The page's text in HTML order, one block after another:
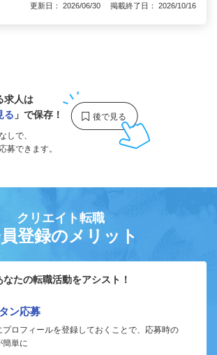
更新日： 2026/06/30 掲載終了日： 2026/10/16
求人は
る 」で保存！
しで、
募できます。
クリエイト転職
登録のメリット
たの転職活動をアシスト！
ン応募
プロフィールを登録しておくことで、応募時の
簡単に